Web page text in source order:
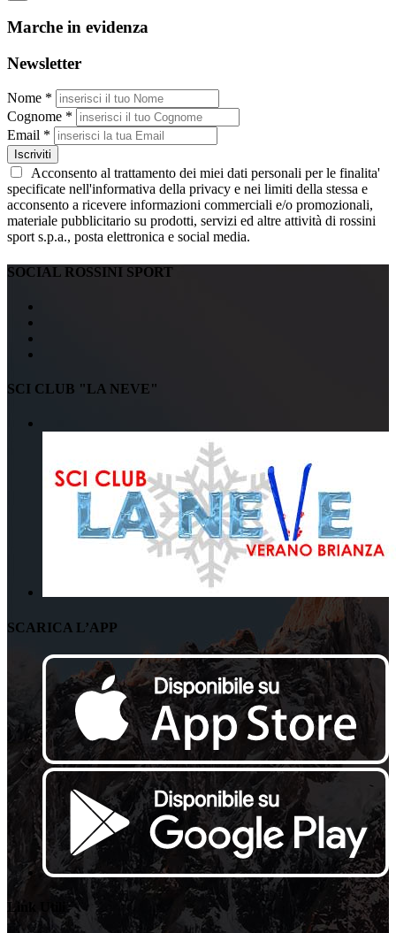
Marche in evidenza
Newsletter
Nome *
Cognome *
Email *
Iscriviti
Acconsento al trattamento dei miei dati personali per le finalita'
specificate nell'informativa della privacy e nei limiti della stessa e
acconsento a ricevere informazioni commerciali e/o promozionali,
materiale pubblicitario su prodotti, servizi ed altre attività di rossini
sport s.p.a., posta elettronica e social media.
SOCIAL ROSSINI SPORT
SCI CLUB "LA NEVE"
SCARICA L’APP
Link Utili